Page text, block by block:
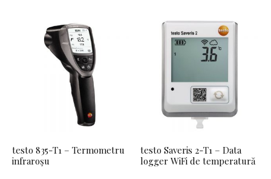
testo 835-T1 – Termometru
infraroşu
testo Saveris 2-T1 – Data
logger WiFi de temperatură